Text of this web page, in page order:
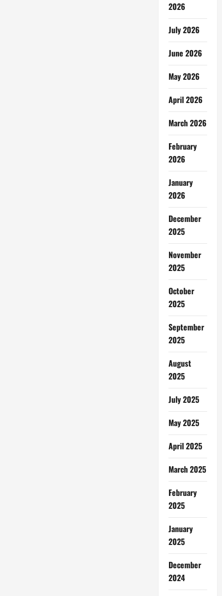
2026
July 2026
June 2026
May 2026
April 2026
March 2026
February
2026
January
2026
December
2025
November
2025
October
2025
September
2025
August
2025
July 2025
May 2025
April 2025
March 2025
February
2025
January
2025
December
2024